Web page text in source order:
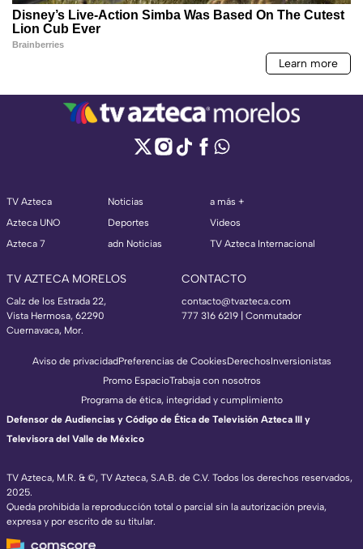
TV Azteca
Azteca UNO
Azteca 7
Noticias
Deportes
adn Noticias
a más +
Videos
TV Azteca Internacional
TV AZTECA MORELOS
Calz de los Estrada 22,
Vista Hermosa, 62290
Cuernavaca, Mor.
CONTACTO
contacto@tvazteca.com
777 316 6219 | Conmutador
TV Azteca, M.R. & ©, TV Azteca, S.A.B. de C.V. Todos los derechos reservados,
2025.
Queda prohibida la reproducción total o parcial sin la autorización previa,
expresa y por escrito de su titular.
Aviso de privacidadPreferencias de CookiesDerechosInversionistas
Promo EspacioTrabaja con nosotros
Programa de ética, integridad y cumplimiento
Defensor de Audiencias y Código de Ética de Televisión Azteca III y
Televisora del Valle de México